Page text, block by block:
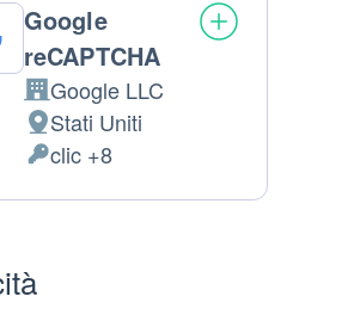
Google
reCAPTCHA
Azienda:
Google LLC
Luogo del trattamento:
Stati Uniti
Dati Personali trattati:
clic +8